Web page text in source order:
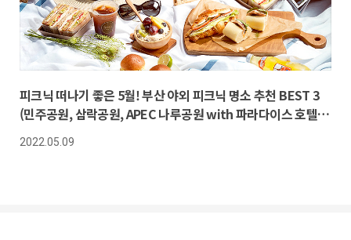
피크닉 떠나기 좋은 5월! 부산 야외 피크닉 명소 추천 BEST 3
(민주공원, 삼락공원, APEC 나루공원 with 파라다이스 호텔 부
산 스프링 피크닉 박스)
2022.05.09